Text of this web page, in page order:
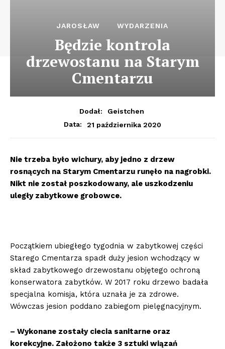
JAROSŁAW WYDARZENIA
Będzie kontrola
drzewostanu na Starym
Cmentarzu
Dodał:
Geistchen
Data:
21 października 2020
Nie trzeba było wichury, aby jedno z drzew
rosnących na Starym Cmentarzu runęło na nagrobki.
Nikt nie został poszkodowany, ale uszkodzeniu
uległy zabytkowe grobowce.
Początkiem ubiegłego tygodnia w zabytkowej części
Starego Cmentarza spadł duży jesion wchodzący w
skład zabytkowego drzewostanu objętego ochroną
konserwatora zabytków. W 2017 roku drzewo badała
specjalna komisja, która uznała je za zdrowe.
Wówczas jesion poddano zabiegom pielęgnacyjnym.
– Wykonane zostały ciecia sanitarne oraz
korekcyjne. Założono także 3 sztuki wiązań